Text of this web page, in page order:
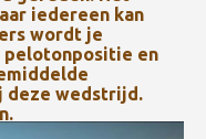
iedereen kan
wordt je
pelotonpositie en
deze wedstrijd.